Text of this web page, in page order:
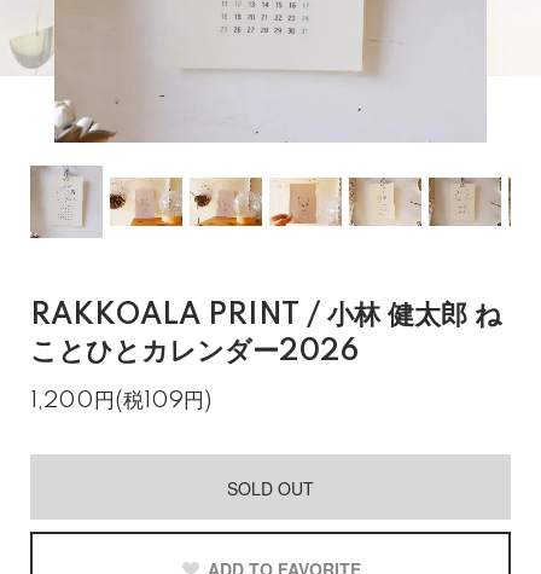
RAKKOALA PRINT / 小林 健太郎 ね
ことひとカレンダー2026
1,200円(税109円)
SOLD OUT
ADD TO FAVORITE